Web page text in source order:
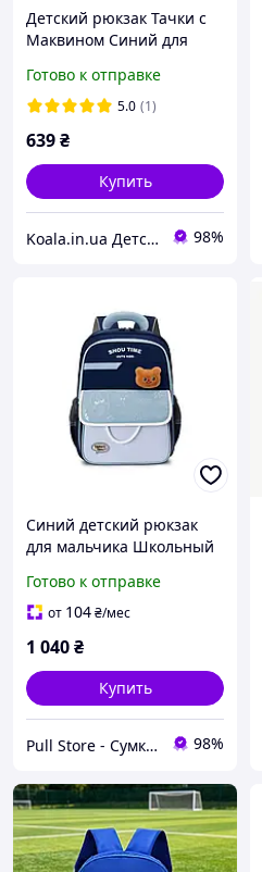
Детский рюкзак Тачки с
Маквином Синий для
Готово к отправке
5.0 (1)
639₴
Купить
Koala.in.ua Детские рюкзаки 98%
Синий детский рюкзак
для мальчика Школьный
Готово к отправке
от 104₴/мес
1 040₴
Купить
Pull Store - Cумки, рюкзаки, шапки и другие аксессуары 98%